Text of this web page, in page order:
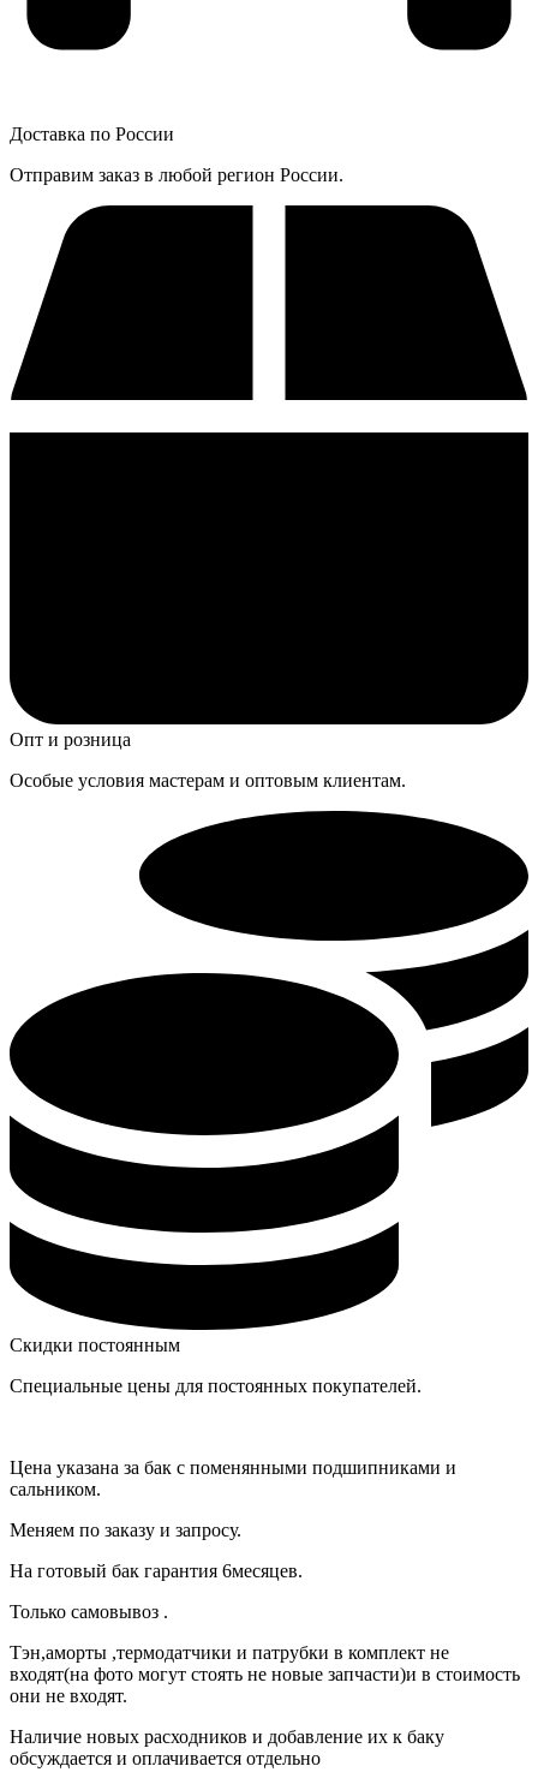
Доставка по России
Отправим заказ в любой регион России.
Опт и розница
Особые условия мастерам и оптовым клиентам.
Скидки постоянным
Специальные цены для постоянных покупателей.
Цена указана за бак с поменянными подшипниками и
сальником.
Меняем по заказу и запросу.
На готовый бак гарантия 6месяцев.
Только самовывоз .
Тэн,аморты ,термодатчики и патрубки в комплект не
входят(на фото могут стоять не новые запчасти)и в стоимость
они не входят.
Наличие новых расходников и добавление их к баку
обсуждается и оплачивается отдельно